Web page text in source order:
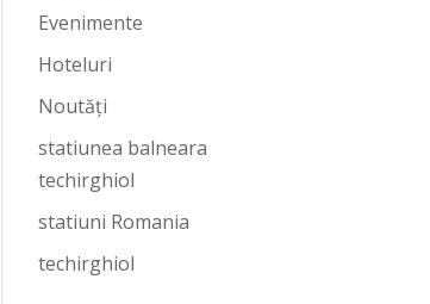
Evenimente
Hoteluri
Noutăți
statiunea balneara
techirghiol
statiuni Romania
techirghiol